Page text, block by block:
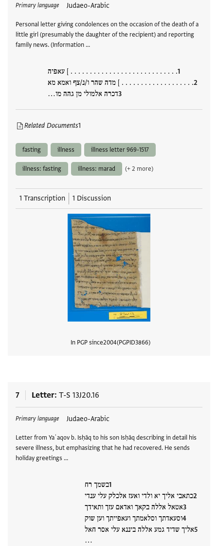
Primary language Judaeo-Arabic
Personal letter giving condolences on the occasion of the death of a
little girl (presumably the daughter of the recipient) and reporting
family news. (Information …
. . . . . . . . . . . . . . . . . . . . . . . . . . . . ] עאפיה
. . . . . . . . . . . . . . . . . . . ] מדה שהר ו/נ/צף ואמא מא
דכרה אלמולי מן גהה מו…
Related Documents1
Tags
fasting illness illness letter 969-1517
illness: fasting illness: marad (+ 2 more)
1 Transcription 1 Discussion
In PGP since2004 PGPID3866
7 Letter T-S 13J20.16
Primary language Judaeo-Arabic
Letter from Yaʿaqov b. Isḥāq to his son Isḥāq describing in detail his
severe illness, but emphasizing that he had recovered. He sends
holiday greetings …
בשמך רח
כתאבי אליך יא ולדי ואעז אלכלק עלי ענדי
אטאל אללה בקאך ואדאם עזך ותאידך
וסעאדתך וסלאמתך ועאפייתך וען שוק
אליך שדיד גמע אללה ביננא עלי אסר חאל
…
Tags